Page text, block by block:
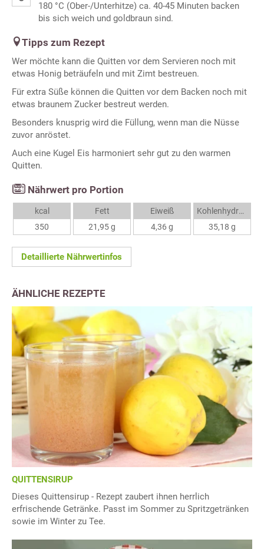
180 °C (Ober-/Unterhitze) ca. 40-45 Minuten backen
bis sich weich und goldbraun sind.
Tipps zum Rezept
Wer möchte kann die Quitten vor dem Servieren noch mit
etwas Honig beträufeln und mit Zimt bestreuen.
Für extra Süße können die Quitten vor dem Backen noch mit
etwas braunem Zucker bestreut werden.
Besonders knusprig wird die Füllung, wenn man die Nüsse
zuvor anröstet.
Auch eine Kugel Eis harmoniert sehr gut zu den warmen
Quitten.
Nährwert pro Portion
kcal
350
Fett
21,95 g
Eiweiß
4,36 g
Kohlenhydrate
35,18 g
Detaillierte Nährwertinfos
ÄHNLICHE REZEPTE
QUITTENSIRUP
Dieses Quittensirup - Rezept zaubert ihnen herrlich
erfrischende Getränke. Passt im Sommer zu Spritzgetränken
sowie im Winter zu Tee.